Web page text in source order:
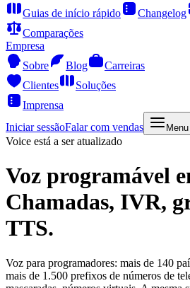
Guias de início rápido
Changelog
Comparações
Empresa
Sobre
Blog
Carreiras
Clientes
Soluções
Imprensa
Iniciar sessãoFalar com vendas Menu
Voice está a ser atualizado
Voz programável
Chamadas, IVR,
TTS.
Voz para programadores: mais de 140
mais de 1.500 prefixos de números de